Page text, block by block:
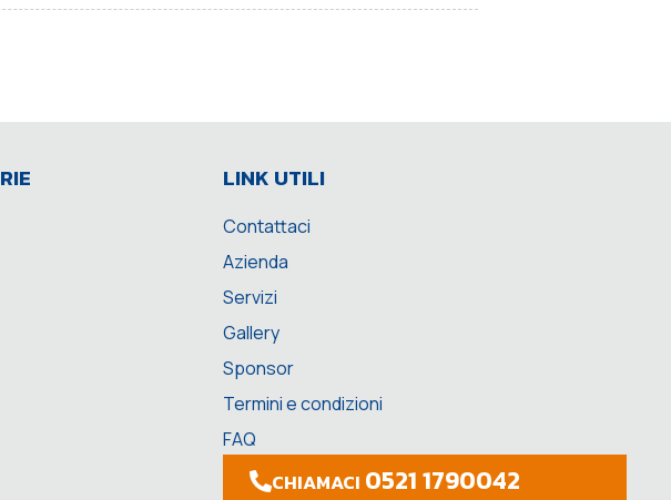
LINK UTILI
Contattaci
Azienda
Servizi
Gallery
Sponsor
Termini e condizioni
FAQ
CHIAMACI 0521 1790042